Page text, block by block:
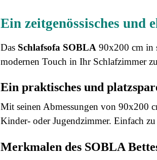
Ein zeitgenössisches und
Das Schlafsofa SOBLA 90x200 cm in
modernen Touch in Ihr Schlafzimmer
Ein praktisches und
Mit seinen Abmessungen von 90x200
Kinder- oder Jugendzimmer. Einfach
Merkmalen des SOBLA